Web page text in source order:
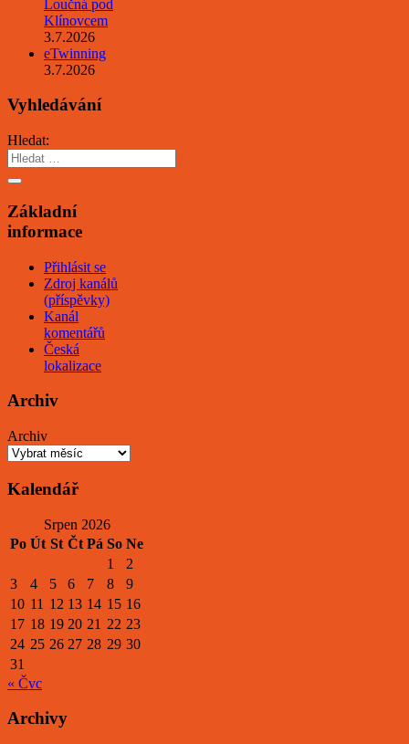
Loučná pod
Klínovcem
3.7.2026
eTwinning
3.7.2026
Vyhledávání
Hledat:
Základní
informace
Přihlásit se
Zdroj kanálů
(příspěvky)
Kanál
komentářů
Česká
lokalizace
Archiv
Archiv
Kalendář
Srpen 2026
Po Út St Čt Pá So Ne
1
2
3
4 5 6 7 8
9
10 11 12 13 14 15 16
17 18 19 20 21 22 23
24 25 26 27 28 29 30
31
« Čvc
Archivy